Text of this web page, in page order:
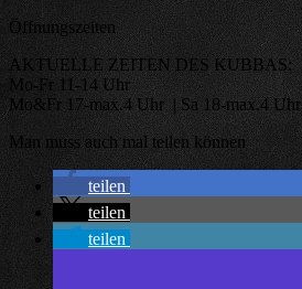
Öffnungszeiten
AKTUELLE ZEITEN DES KUBBAS:
Mo-Fr 11-14 Uhr
Mo&Fr 17-max.4 Uhr | Sa 18-max.4 Uhr
Man muss auch mal teilen können
teilen
teilen
teilen